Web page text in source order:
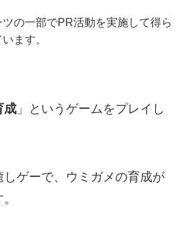
の一部でPR活動を実施して得ら
ます。
成」というゲームをプレイし
しゲーで、ウミガメの育成が